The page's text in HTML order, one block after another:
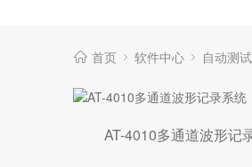
首页 软件中心 自动测
AT-4010多通道波形记